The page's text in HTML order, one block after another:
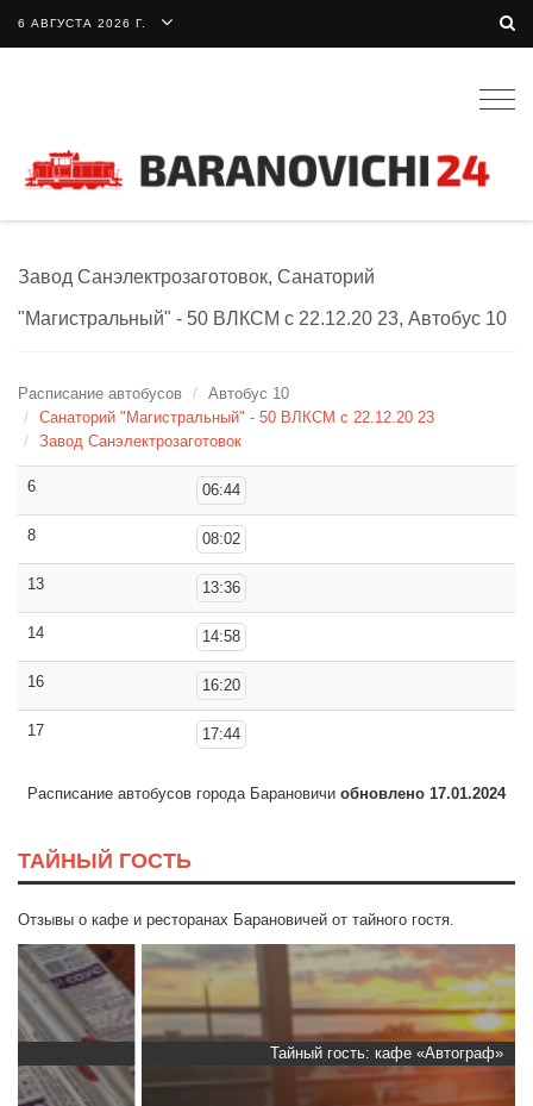
6 АВГУСТА 2026 Г.
Завод Санэлектрозаготовок, Санаторий
"Магистральный" - 50 ВЛКСМ c 22.12.20 23, Автобус 10
Расписание автобусов
Автобус 10
Санаторий "Магистральный" - 50 ВЛКСМ c 22.12.20 23
Завод Санэлектрозаготовок
6 06:44
8 08:02
13 13:36
14 14:58
16 16:20
17 17:44
Расписание автобусов города Барановичи обновлено 17.01.2024
ТАЙНЫЙ ГОСТЬ
Отзывы о кафе и ресторанах Барановичей от тайного гостя.
Тайный гость: кафе «Автограф»